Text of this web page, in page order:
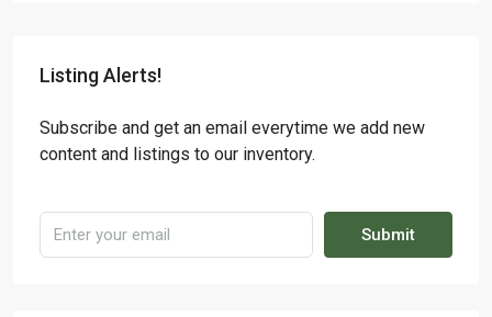
Listing Alerts!
Subscribe and get an email everytime we add new
content and listings to our inventory.
Submit